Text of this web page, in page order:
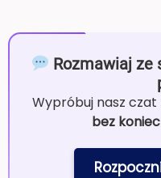
Rozmawiaj ze
Wypróbuj nasz czat
bez